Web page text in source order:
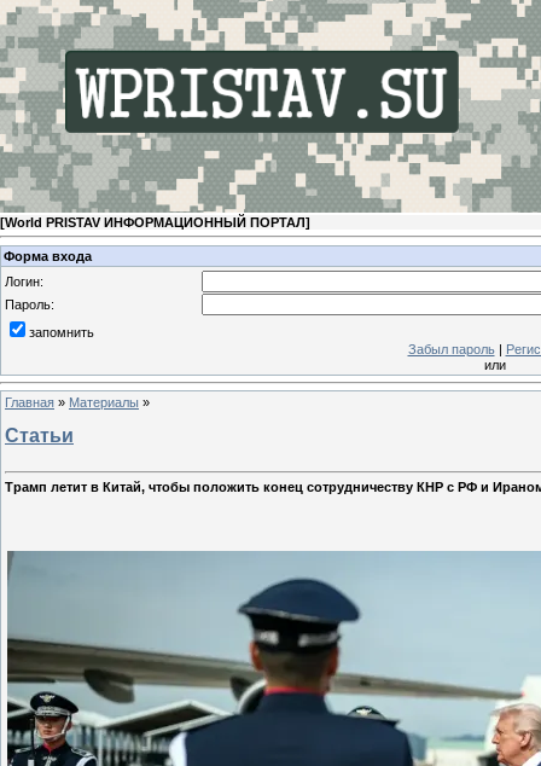
[World PRISTAV ИНФОРМАЦИОННЫЙ ПОРТАЛ]
Форма входа
Логин:
Пароль:
запомнить
Забыл пароль|
или
Главная » Материалы »
Статьи
Трамп летит в Китай, чтобы положить конец сотрудничеству КНР с РФ и